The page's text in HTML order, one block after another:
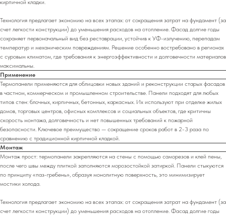
кирпичной кладки.
Технология предлагает экономию на всех этапах: от сокращения затрат на фундамент (за
счет легкости конструкции) до уменьшения расходов на отопление. Фасад долгие годы
сохраняет первоначальный вид без реставрации, устойчив к УФ-излучению, перепадам
температур и механическим повреждениям. Решение особенно востребовано в регионах
с суровым климатом, где требования к энергоэффективности и долговечности материалов
максимальны.
Применение
Термопанели применяются для облицовки новых зданий и реконструкции старых фасадов
в частном, коммерческом и промышленном строительстве. Панели подходят для любых
типов стен: блочных, кирпичных, бетонных, каркасных. Их используют при отделке жилых
домов, торговых центров, офисных комплексов и социальных объектов, где критичны
скорость монтажа, долговечность и нет повышенных требований к пожарной
безопасности. Ключевое преимущество — сокращение сроков работ в 2-3 раза по
сравнению с традиционной кирпичной кладкой.
Монтаж
Монтаж прост: термопанели закрепляются на стены с помощью саморезов и клей пены,
после чего швы между плиткой заполняются морозостойкой затиркой. Панели стыкуются
по принципу «паз-гребень», образуя монолитную поверхность, это минимизирует
мостики холода.
Технология предлагает экономию на всех этапах: от сокращения затрат на фундамент (за
счет легкости конструкции) до уменьшения расходов на отопление. Фасад долгие годы